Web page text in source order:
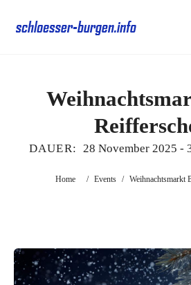
DAUER: 28 November 2025 -
Home / Events / Weihnachtsmarkt